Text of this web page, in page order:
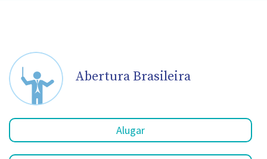
Abertura Brasileira
Alugar